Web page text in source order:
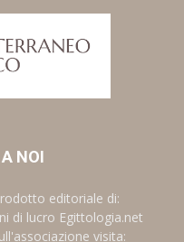
NOI
editoriale di:
di lucro Egittologia.net
visita: